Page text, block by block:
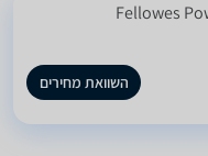
השוואת מחירים